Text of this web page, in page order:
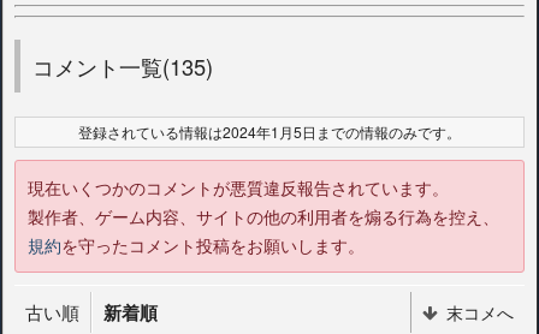
コメント一覧(135)
登録されている情報は2024年1月5日までの情報のみです。
現在いくつかのコメントが悪質違反報告されています。
製作者、ゲーム内容、サイトの他の利用者を煽る行為を控え、
規約を守ったコメント投稿をお願いします。
古い順 新着順
末コメへ